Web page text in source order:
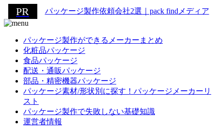
パッケージ製作依頼会社2選｜pack findメディア
パッケージ製作ができるメーカーまとめ
化粧品パッケージ
食品パッケージ
配送・通販パッケージ
部品・精密機器パッケージ
パッケージ素材/形状別に探す！パッケージメーカーリ
スト
パッケージ製作で失敗しない基礎知識
運営者情報